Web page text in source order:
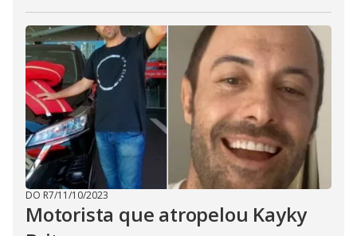
DO R7/11/10/2023
Motorista que atropelou Kayky